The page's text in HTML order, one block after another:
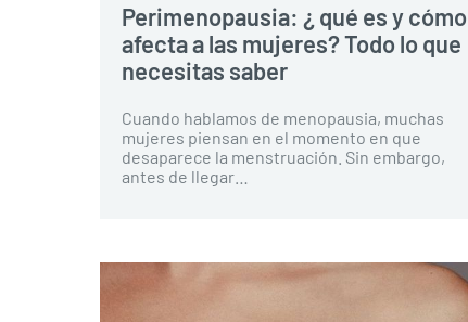
Perimenopausia: ¿ qué es y cómo
afecta a las mujeres? Todo lo que
necesitas saber
Cuando hablamos de menopausia, muchas
mujeres piensan en el momento en que
desaparece la menstruación. Sin embargo,
antes de llegar…